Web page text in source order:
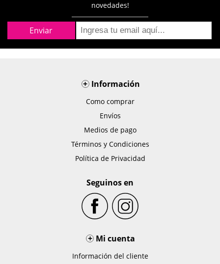
novedades!
+Información
Como comprar
Envíos
Medios de pago
Términos y Condiciones
Política de Privacidad
Seguinos en
+ Mi cuenta
Información del cliente